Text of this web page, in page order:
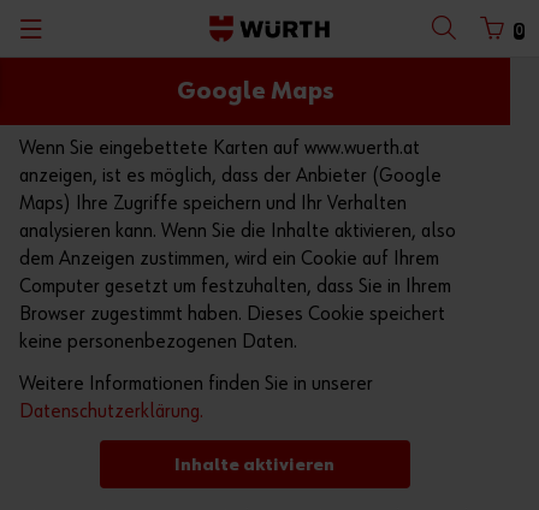
0
WÜRTH SHOP SUCHEN
Suche starten
Google Maps
Wenn Sie eingebettete Karten auf www.wuerth.at
anzeigen, ist es möglich, dass der Anbieter (Google
Maps) Ihre Zugriffe speichern und Ihr Verhalten
analysieren kann. Wenn Sie die Inhalte aktivieren, also
dem Anzeigen zustimmen, wird ein Cookie auf Ihrem
Computer gesetzt um festzuhalten, dass Sie in Ihrem
Browser zugestimmt haben. Dieses Cookie speichert
keine personenbezogenen Daten.
Weitere Informationen finden Sie in unserer
Datenschutzerklärung.
Inhalte aktivieren